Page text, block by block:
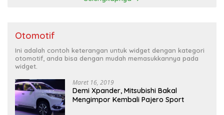
Otomotif
Ini adalah contoh keterangan untuk widget dengan kategori
otomotif, anda bisa dengan mudah memasukkannya pada
widget.
Maret 16, 2019
Demi Xpander, Mitsubishi Bakal
Mengimpor Kembali Pajero Sport